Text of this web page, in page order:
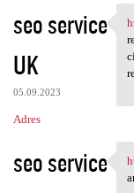
seo service
UK
05.09.2023
Adres
seo service